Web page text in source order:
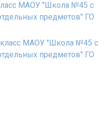
МАОУ "Школа №45 с
предметов" ГО
МАОУ "Школа №45 с
предметов" ГО